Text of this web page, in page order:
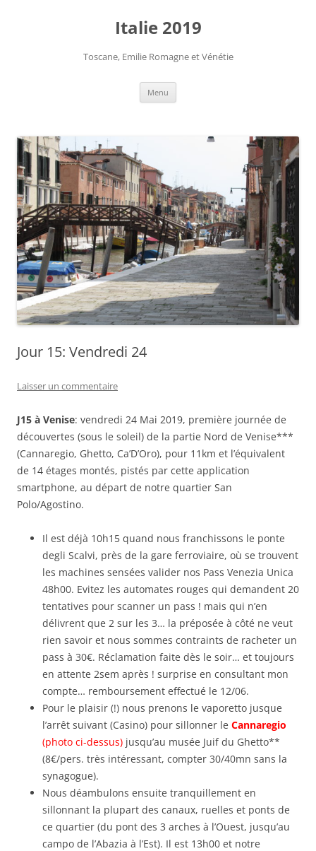
Italie 2019
Toscane, Emilie Romagne et Vénétie
Menu
Jour 15: Vendredi 24
Laisser un commentaire
J15 à Venise: vendredi 24 Mai 2019, première journée de
découvertes (sous le soleil) de la partie Nord de Venise***
(Cannaregio, Ghetto, Ca’D’Oro), pour 11km et l’équivalent
de 14 étages montés, pistés par cette application
smartphone, au départ de notre quartier San
Polo/Agostino.
Il est déjà 10h15 quand nous franchissons le ponte
degli Scalvi, près de la gare ferroviaire, où se trouvent
les machines sensées valider nos Pass Venezia Unica
48h00. Evitez les automates rouges qui demandent 20
tentatives pour scanner un pass ! mais qui n’en
délivrent que 2 sur les 3… la préposée à côté ne veut
rien savoir et nous sommes contraints de racheter un
pass à 30€. Réclamation faite dès le soir… et toujours
en attente 2sem après ! surprise en consultant mon
compte… remboursement effectué le 12/06.
Pour le plaisir (!) nous prenons le vaporetto jusque
l’arrêt suivant (Casino) pour sillonner le Cannaregio
(photo ci-dessus) jusqu’au musée Juif du Ghetto**
(8€/pers. très intéressant, compter 30/40mn sans la
synagogue).
Nous déambulons ensuite tranquillement en
sillonnant la plupart des canaux, ruelles et ponts de
ce quartier (du pont des 3 arches à l’Ouest, jusqu’au
campo de l’Abazia à l’Est). Il est 13h00 et notre